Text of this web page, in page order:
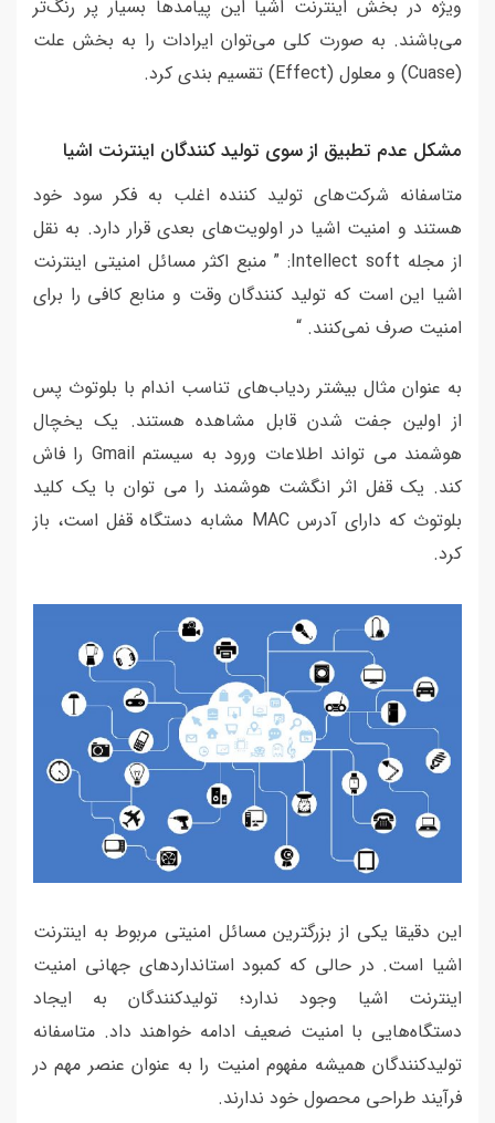
ویژه در بخش اینترنت اشیا این پیامدها بسیار پر رنگ‌تر
می‌باشند. به صورت کلی می‌توان ایرادات را به بخش علت
(Cuase) و معلول (Effect) تقسیم بندی کرد.
مشکل عدم تطبیق از سوی تولید کنندگان اینترنت اشیا
متاسفانه شرکت‌های تولید کننده اغلب به فکر سود خود
هستند و امنیت اشیا در اولویت‌های بعدی قرار دارد. به نقل
از مجله Intellect soft: ” منبع اکثر مسائل امنیتی اینترنت
اشیا این است که تولید کنندگان وقت و منابع کافی را برای
امنیت صرف نمی‌کنند. “
به عنوان مثال بیشتر ردیاب‌های تناسب اندام با بلوتوث پس
از اولین جفت شدن قابل مشاهده هستند. یک یخچال
هوشمند می تواند اطلاعات ورود به سیستم Gmail را فاش
کند. یک قفل اثر انگشت هوشمند را می توان با یک کلید
بلوتوث که دارای آدرس MAC مشابه دستگاه قفل است، باز
کرد.
این دقیقا یکی از بزرگترین مسائل امنیتی مربوط به اینترنت
اشیا است. در حالی که کمبود استانداردهای جهانی امنیت
اینترنت اشیا وجود ندارد؛ تولیدکنندگان به ایجاد
دستگاه‌هایی با امنیت ضعیف ادامه خواهند داد. متاسفانه
تولیدکنندگان همیشه مفهوم امنیت را به عنوان عنصر مهم در
فرآیند طراحی محصول خود ندارند.